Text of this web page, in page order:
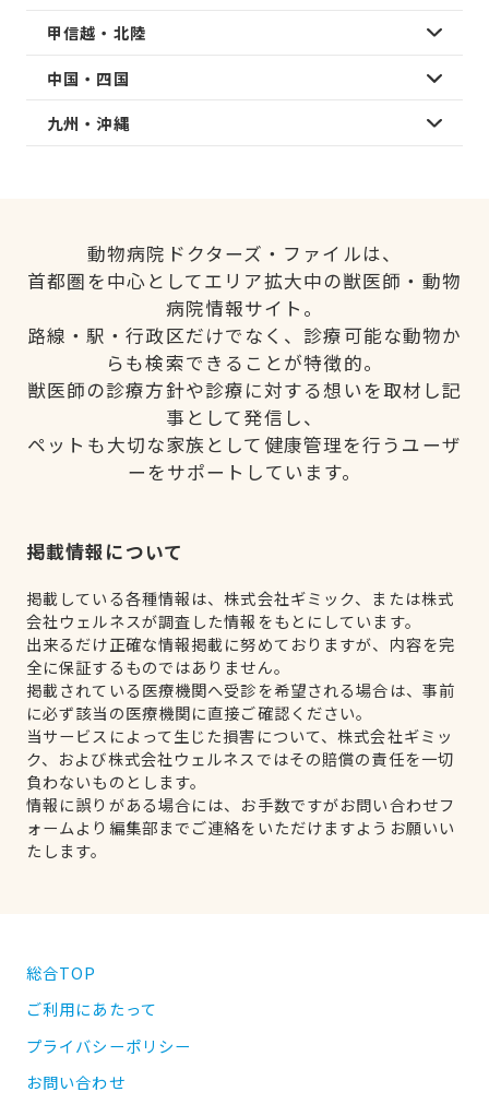
甲信越・北陸
中国・四国
九州・沖縄
動物病院ドクターズ・ファイルは、
首都圏を中心としてエリア拡大中の獣医師・動物
病院情報サイト。
路線・駅・行政区だけでなく、診療可能な動物か
らも検索できることが特徴的。
獣医師の診療方針や診療に対する想いを取材し記
事として発信し、
ペットも大切な家族として健康管理を行うユーザ
ーをサポートしています。
掲載情報について
掲載している各種情報は、株式会社ギミック、または株式
会社ウェルネスが調査した情報をもとにしています。
出来るだけ正確な情報掲載に努めておりますが、内容を完
全に保証するものではありません。
掲載されている医療機関へ受診を希望される場合は、事前
に必ず該当の医療機関に直接ご確認ください。
当サービスによって生じた損害について、株式会社ギミッ
ク、および株式会社ウェルネスではその賠償の責任を一切
負わないものとします。
情報に誤りがある場合には、お手数ですがお問い合わせフ
ォームより編集部までご連絡をいただけますようお願いい
たします。
総合TOP
ご利用にあたって
プライバシーポリシー
お問い合わせ